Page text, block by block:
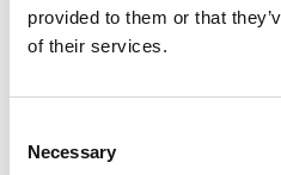
provided to them or that
of their services.
Selection
Necessary
17 000 följare på Youtube!
följer oss nu påYouTube